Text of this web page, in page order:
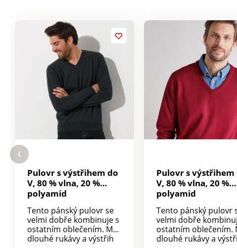
Pulovr s výstřihem do
V, 80 % vlna, 20 %
polyamid
Tento pánský pulovr se
velmi dobře kombinuje s
ostatním oblečením. Má
dlouhé rukávy a výstřih
Pulovr s výstřihem
V, 80 % vlna, 20 %
polyamid
Tento pánský pulovr
velmi dobře
ostatním oblečením.
dlouhé rukávy a